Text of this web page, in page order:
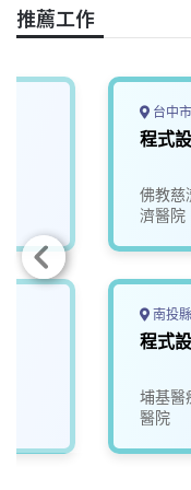
o
k
推薦工作
台中
程式
佛教慈
濟醫院
南投
程式
埔基醫
醫院